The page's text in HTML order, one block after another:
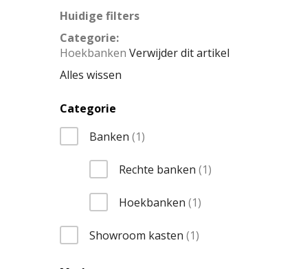
Huidige filters
Categorie
Hoekbanken Verwijder dit artikel
Alles wissen
Categorie
Banken 1item
Rechte banken 1item
Hoekbanken 1item
Showroom kasten 1item